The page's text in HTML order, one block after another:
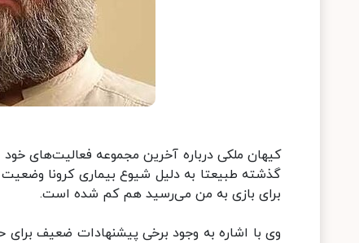
کیهان ملکی درباره آخرین مجموعه فعالیت‌های
گذشته طبیعتا به دلیل شیوع بیماری کرونا
برای بازی به من می‌رسید هم کم شده است.
وی با اشاره به وجود برخی پیشنهادات ضعیف